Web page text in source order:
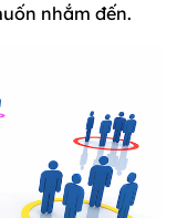
nhắm đến.